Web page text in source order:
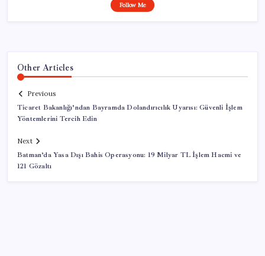
Follow Me
Other Articles
Previous
Ticaret Bakanlığı’ndan Bayramda Dolandırıcılık Uyarısı: Güvenli İşlem
Yöntemlerini Tercih Edin
Next
Batman’da Yasa Dışı Bahis Operasyonu: 19 Milyar TL İşlem Hacmi ve
121 Gözaltı